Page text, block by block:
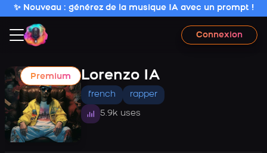
✨ Nouveau : générez de la musique IA avec un prompt !
Connexion
Premium Lorenzo IA
french rapper
5.9k uses